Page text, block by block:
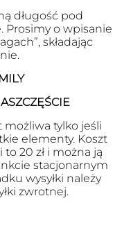
długość pod
Prosimy o wpisanie
składając
możliwa tylko jeśli
elementy. Koszt
20 zł i można ją
stacjonarnym
wysyłki należy
zwrotnej.